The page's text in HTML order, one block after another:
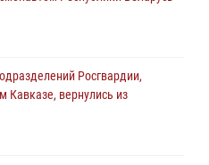
стал гостем эфира
Росгвардии,
Кавказе, вернулись из